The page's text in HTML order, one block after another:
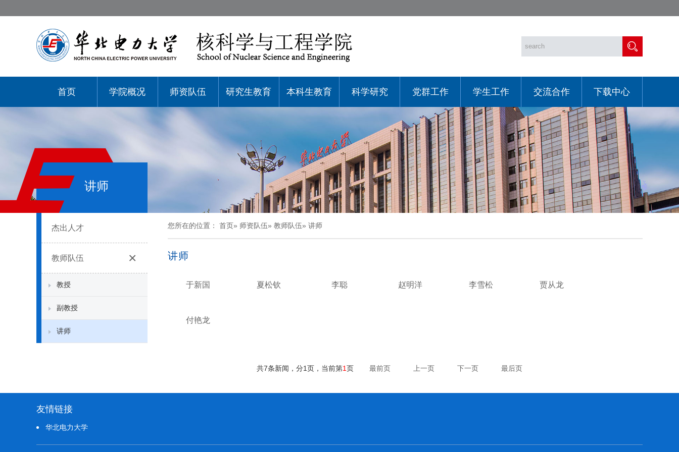
首页 学院概况 师资队伍 研究生教育 本科生教育 科学研究 党群工作 学生工作 交流合作 下载中心
讲师
杰出人才
教师队伍 ×
教授
副教授
讲师
您所在的位置： 首页» 师资队伍» 教师队伍» 讲师
讲师
于新国 夏松钦 李聪 赵明洋 李雪松 贾从龙
付艳龙
共7条新闻，分1页，当前第1页 最前页 上一页 下一页 最后页
友情链接
华北电力大学